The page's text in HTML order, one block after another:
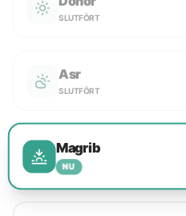
SLUTFÖRT
Asr
SLUTFÖRT
Magrib
NU